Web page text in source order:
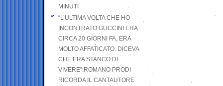
MINUTI
“L’ULTIMA VOLTA CHE HO
INCONTRATO GUCCINI ERA
CIRCA 20 GIORNI FA, ERA
MOLTO AFFATICATO. DICEVA
CHE ERA STANCO DI
VIVERE”:ROMANO PRODI
RICORDA IL CANTAUTORE